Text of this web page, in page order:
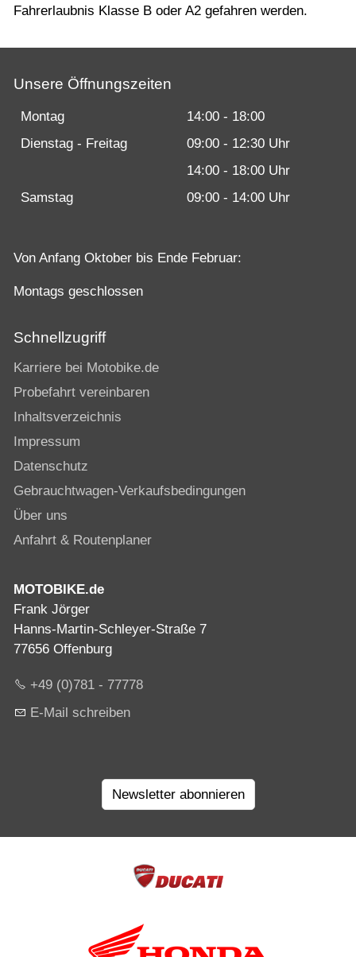
Fahrerlaubnis Klasse B oder A2 gefahren werden.
Unsere Öffnungszeiten
Montag
14:00 - 18:00
Dienstag - Freitag
09:00 - 12:30 Uhr
14:00 - 18:00 Uhr
Samstag
09:00 - 14:00 Uhr
Von Anfang Oktober bis Ende Februar:
Montags geschlossen
Schnellzugriff
Karriere bei Motobike.de
Probefahrt vereinbaren
Inhaltsverzeichnis
Impressum
Datenschutz
Gebrauchtwagen-Verkaufsbedingungen
Über uns
Anfahrt & Routenplaner
MOTOBIKE.de
Frank Jörger
Hanns-Martin-Schleyer-Straße 7
77656 Offenburg
+49 (0)781 - 77778
E-Mail schreiben
Newsletter abonnieren